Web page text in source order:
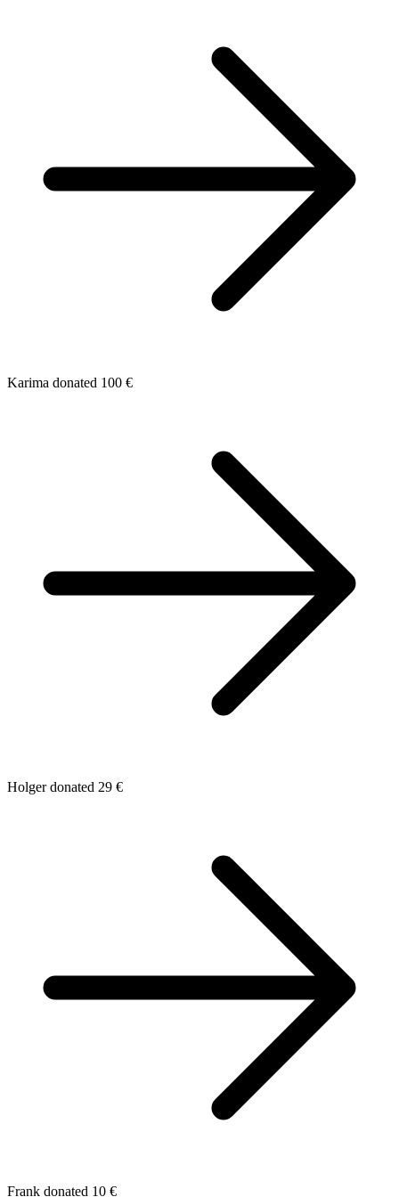
Karima donated 100 €
Holger donated 29 €
Frank donated 10 €